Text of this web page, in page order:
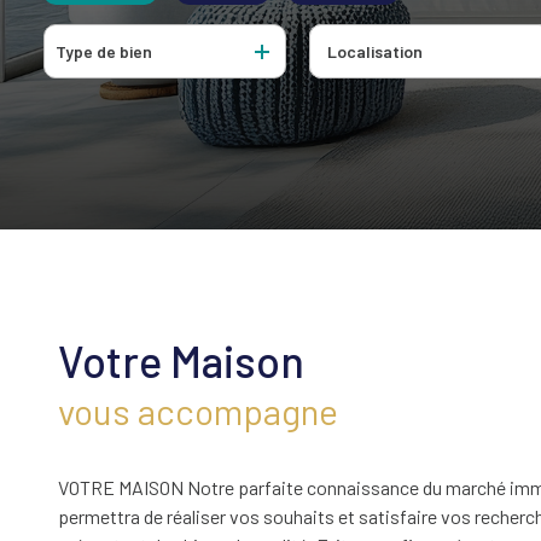
Locaux
De l'ancien
De l'immo pro
à l'année
Type de bien
Votre Maison
vous accompagne
VOTRE MAISON Notre parfaite connaissance du marché
permettra de réaliser vos souhaits et satisfaire vos